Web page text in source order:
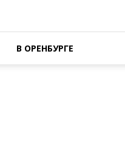
В ОРЕНБУРГЕ